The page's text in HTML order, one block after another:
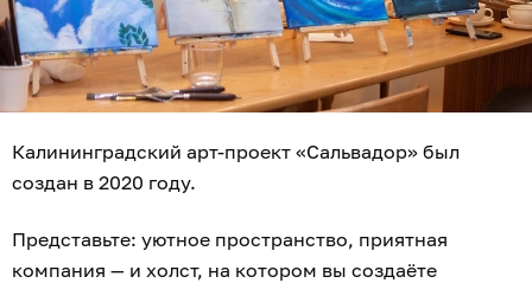
Калининградский арт-проект «Сальвадор» был
создан в 2020 году.
Представьте: уютное пространство, приятная
компания — и холст, на котором вы создаёте